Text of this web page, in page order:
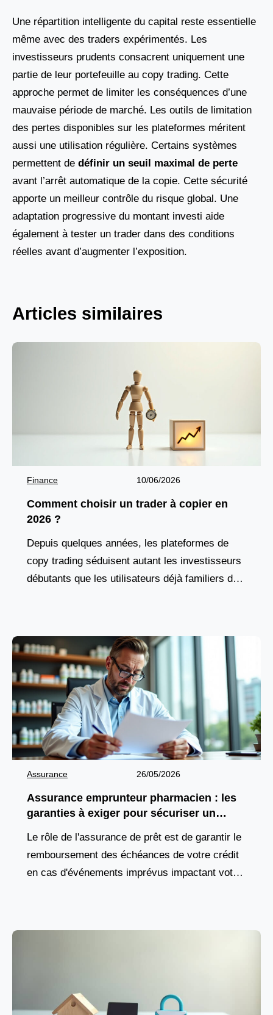
Une répartition intelligente du capital reste essentielle
même avec des traders expérimentés. Les
investisseurs prudents consacrent uniquement une
partie de leur portefeuille au copy trading. Cette
approche permet de limiter les conséquences d’une
mauvaise période de marché. Les outils de limitation
des pertes disponibles sur les plateformes méritent
aussi une utilisation régulière. Certains systèmes
permettent de définir un seuil maximal de perte
avant l’arrêt automatique de la copie. Cette sécurité
apporte un meilleur contrôle du risque global. Une
adaptation progressive du montant investi aide
également à tester un trader dans des conditions
réelles avant d’augmenter l’exposition.
Articles similaires
Finance 10/06/2026
Comment choisir un trader à copier en
2026 ?
Depuis quelques années, les plateformes de
copy trading séduisent autant les investisseurs
débutants que les utilisateurs déjà familiers des
Assurance 26/05/2026
Assurance emprunteur pharmacien : les
garanties à exiger pour sécuriser un
Le rôle de l'assurance de prêt est de garantir le
remboursement des échéances de votre crédit
en cas d'événements imprévus impactant votre